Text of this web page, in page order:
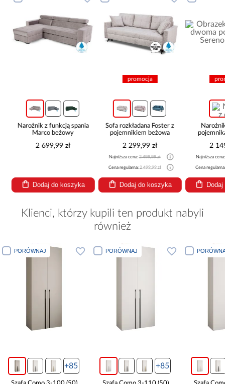
Narożnik z funkcją spania
Marco beżowy
2 699,99 zł
Dodaj do koszyka
promocja
Sofa rozkładana Foster z
pojemnikiem beżowa
2 299,99 zł
Najniższa cena:2 499,99 zł
Cena regularna:2 499,99 zł
Dodaj do koszyka
2
Najniższa
Cena
Klienci, którzy kupili ten produkt nabyli
również
PORÓWNAJ
+85
PORÓWNAJ
+85